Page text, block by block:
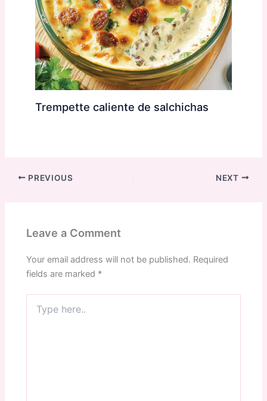
Trempette caliente de salchichas
PREVIOUS NEXT
Leave a Comment
Your email address will not be published. Required
fields are marked *
here..